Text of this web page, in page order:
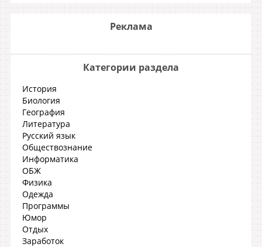
Реклама
Категории раздела
История
Биология
География
Литература
Русский язык
Обществознание
Информатика
ОБЖ
Физика
Одежда
Программы
Юмор
Отдых
Заработок